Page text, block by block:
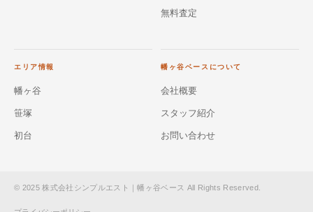
無料査定
エリア情報
幡ヶ谷
笹塚
初台
幡ヶ谷ベースについて
会社概要
スタッフ紹介
お問い合わせ
© 2025 株式会社シンプルエスト｜幡ヶ谷ベース All Rights Reserved.